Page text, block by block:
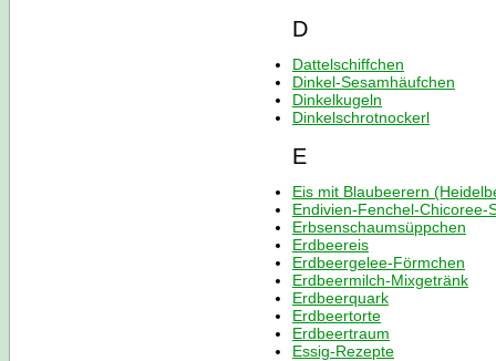
D
Dattelschiffchen
Dinkel-Sesamhäufchen
Dinkelkugeln
Dinkelschrotnockerl
E
Eis mit Blaubeerern
Endivien-Fenchel-Chicoree-
Erbsenschaumsüppchen
Erdbeereis
Erdbeergelee-Förmchen
Erdbeermilch-Mixgetränk
Erdbeerquark
Erdbeertorte
Erdbeertraum
Essig-Rezepte